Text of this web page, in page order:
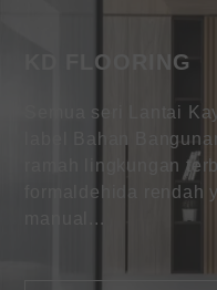
KD FLOORING
Semua seri Lantai
label Bahan
ramah lingkungan
formaldehida rendah
manual...